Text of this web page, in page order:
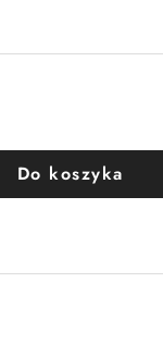
Do koszyka